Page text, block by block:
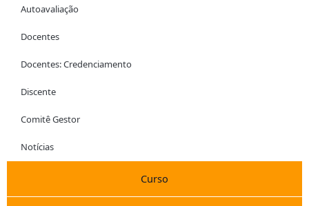
Curso
Autoavaliação
Docentes
Docentes: Credenciamento
Discente
Comitê Gestor
Notícias